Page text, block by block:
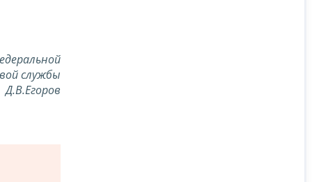
службы
Д.В.Егоров